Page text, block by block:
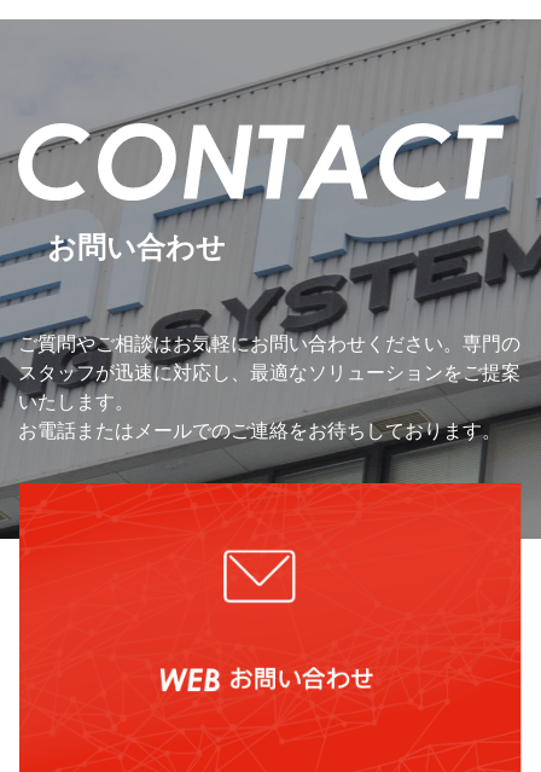
し、その目的のために必要な範囲内にと
どめます。個人の利益を侵害する可能性
が高い機微な情報は、本人の明確な同意
がある場合または法令等の裏付けがある
場合以外には収集しません。
当社が個人情報の処理を伴う業務を外部
から受託する場合や外部へ委託する場合
は、個人情報に関する秘密の保持、再委
託に関する事項、事故時の責任分担、契
約終了時の個人情報の返却および消去等
について定め、それに従います。個人情
報は、本人の同意を得た範囲内で利用、
提供します。
お問い合わせ
ご質問やご相談はお気軽にお問い合わせください。専門の
スタッフが迅速に対応し、最適なソリューションをご提案
いたします。
お電話またはメールでのご連絡をお待ちしております。